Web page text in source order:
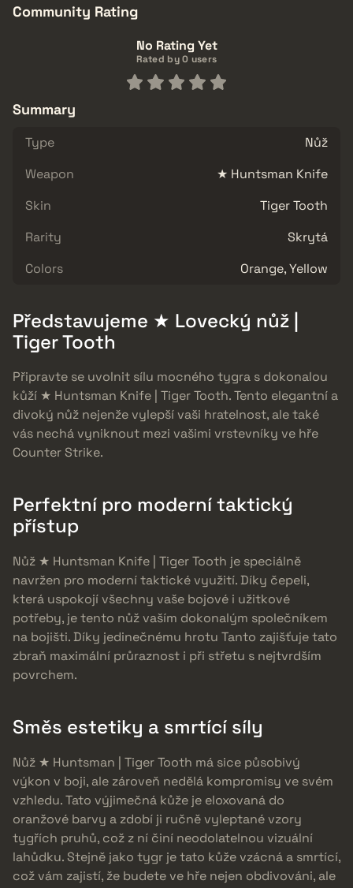
Community Rating
No Rating Yet
Rated by 0 users
Summary
Type
Nůž
Weapon
★ Huntsman Knife
Skin
Tiger Tooth
Rarity
Skrytá
Colors
Orange, Yellow
Představujeme ★ Lovecký nůž |
Tiger Tooth
Připravte se uvolnit sílu mocného tygra s dokonalou
kůží ★ Huntsman Knife | Tiger Tooth. Tento elegantní a
divoký nůž nejenže vylepší vaši hratelnost, ale také
vás nechá vyniknout mezi vašimi vrstevníky ve hře
Counter Strike.
Perfektní pro moderní taktický
přístup
Nůž ★ Huntsman Knife | Tiger Tooth je speciálně
navržen pro moderní taktické využití. Díky čepeli,
která uspokojí všechny vaše bojové i užitkové
potřeby, je tento nůž vaším dokonalým společníkem
na bojišti. Díky jedinečnému hrotu Tanto zajišťuje tato
zbraň maximální průraznost i při střetu s nejtvrdším
povrchem.
Směs estetiky a smrtící síly
Nůž ★ Huntsman | Tiger Tooth má sice působivý
výkon v boji, ale zároveň nedělá kompromisy ve svém
vzhledu. Tato výjimečná kůže je eloxovaná do
oranžové barvy a zdobí ji ručně vyleptané vzory
tygřích pruhů, což z ní činí neodolatelnou vizuální
lahůdku. Stejně jako tygr je tato kůže vzácná a smrtící,
což vám zajistí, že budete ve hře nejen obdivováni, ale